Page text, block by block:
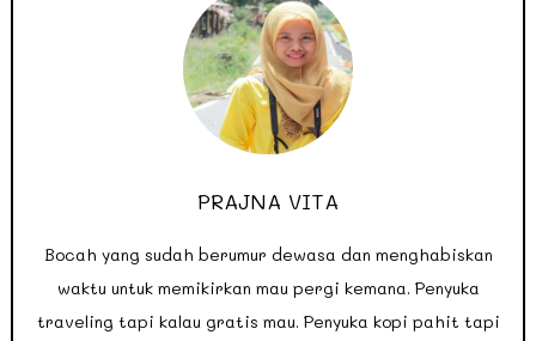
PRAJNA VITA
Bocah yang sudah berumur dewasa dan menghabiskan
waktu untuk memikirkan mau pergi kemana. Penyuka
traveling tapi kalau gratis mau. Penyuka kopi pahit tapi